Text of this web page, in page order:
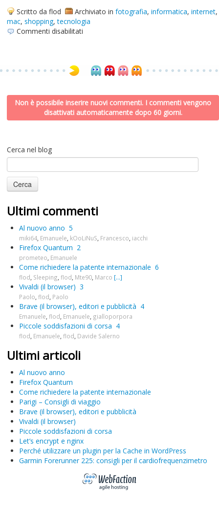
Scritto da flod
Archiviato in fotografia, informatica, internet,
mac, shopping,tecnologia
Commenti disabilitati
Non è possibile inserire nuovi commenti. I commenti vengono
disattivati automaticamente dopo 60 giorni.
Cerca nel blog
Ultimi commenti
Al nuovo anno 5
miki64 Emanuele kOoLiNuS Francesco iacchi
Firefox Quantum 2
prometeo Emanuele
Come richiedere la patente internazionale 6
flod Sleeping flod Mte90 Marco [...]
Vivaldi (il browser) 3
Paolo flod Paolo
Brave (il browser), editori e pubblicità 4
Emanuele flod Emanuele gialloporpora
Piccole soddisfazioni di corsa 4
flod Emanuele flod Davide Salerno
Ultimi articoli
Al nuovo anno
Firefox Quantum
Come richiedere la patente internazionale
Parigi – Consigli di viaggio
Brave (il browser), editori e pubblicità
Vivaldi (il browser)
Piccole soddisfazioni di corsa
Let’s encrypt e nginx
Perché utilizzare un plugin per la Cache in WordPress
Garmin Forerunner 225: consigli per il cardiofrequenzimetro